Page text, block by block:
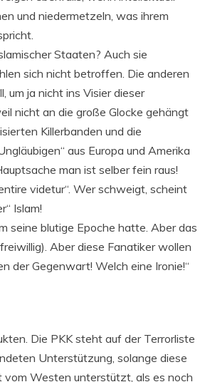
und niedermetzeln, was ihrem
Staaten? Auch sie
sich nicht betroffen. Die anderen
um ja nicht ins Visier dieser
nicht an die große Glocke gehängt
Killerbanden und die
aus Europa und Amerika
man ist selber fein raus!
videtur“. Wer schweigt, scheint
Islam!
seine blutige Epoche hatte. Aber das
Aber diese Fanatiker wollen
der Gegenwart! Welch eine Ironie!“
Die PKK steht auf der Terrorliste
Unterstützung, solange diese
vom Westen unterstützt, als es noch